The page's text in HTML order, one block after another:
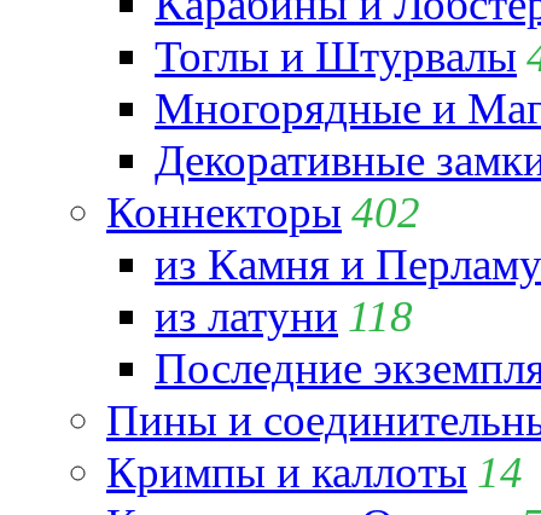
Тоглы и Штурвалы
Многорядные и
Декоративные
Коннекторы 402
из Камня и
из латуни 118
Последние
Пины и
Кримпы и каллоты 14